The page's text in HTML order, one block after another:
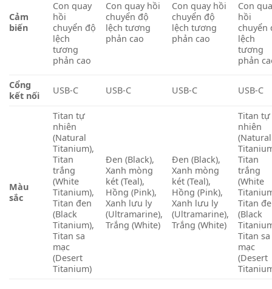
Cảm
biến
Con quay
hồi
chuyển độ
lệch
tương
phản cao
Con quay hồi
chuyển độ
lệch tương
phản cao
Con quay hồi
chuyển độ
lệch tương
phản cao
Con
hồi
chuyển
lệch
tương
phản
Cổng
kết nối
USB-C USB-C USB-C USB-C
Màu
sắc
Titan tự
nhiên
(Natural
Titanium),
Titan
trắng
(White
Titanium),
Titan đen
(Black
Titanium),
Titan sa
mạc
(Desert
Titanium)
Đen (Black),
Xanh mòng
két (Teal),
Hồng (Pink),
Xanh lưu ly
(Ultramarine),
Trắng (White)
Đen (Black),
Xanh mòng
két (Teal),
Hồng (Pink),
Xanh lưu ly
(Ultramarine),
Trắng (White)
Titan tự
nhiên
(Natural
Titan
trắng
(White
Titan
(Black
Titan sa
mạc
(Desert